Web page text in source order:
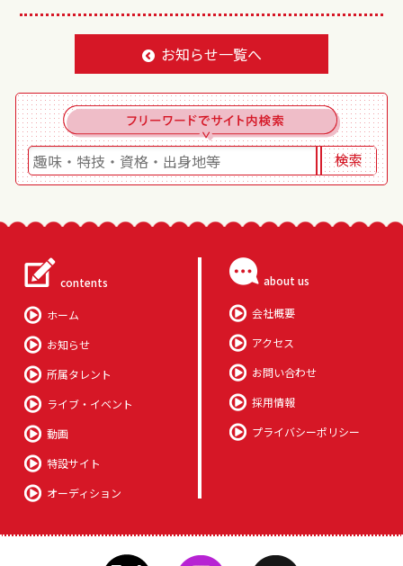
お知らせ一覧へ
contents
ホーム
お知らせ
所属タレント
ライブ・イベント
動画
特設サイト
オーディション
about us
会社概要
アクセス
お問い合わせ
採用情報
プライバシーポリシー